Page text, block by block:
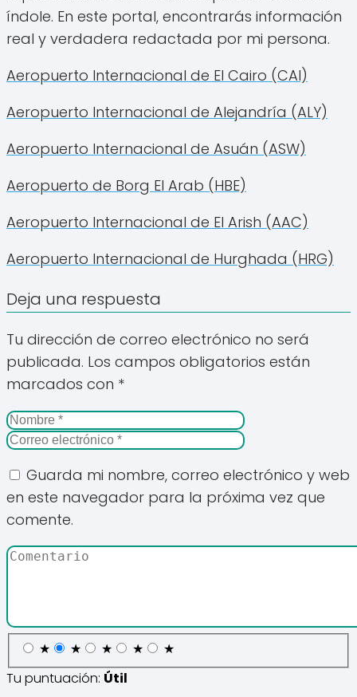
índole. En este portal, encontrarás información
real y verdadera redactada por mi persona.
Aeropuerto Internacional de El Cairo (CAI)
Aeropuerto Internacional de Alejandría (ALY)
Aeropuerto Internacional de Asuán (ASW)
Aeropuerto de Borg El Arab (HBE)
Aeropuerto Internacional de El Arish (AAC)
Aeropuerto Internacional de Hurghada (HRG)
Deja una respuesta
Tu dirección de correo electrónico no será
publicada. Los campos obligatorios están
marcados con *
Guarda mi nombre, correo electrónico y web
en este navegador para la próxima vez que
comente.
★ ★ ★ ★
★
Tu puntuación: Útil